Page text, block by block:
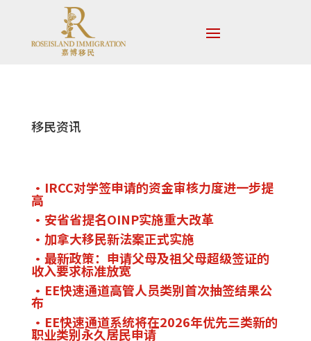
移民资讯
IRCC对学签申请的资金审核力度进一步提
高
安省省提名OINP实施重大改革
加拿大移民新法案正式实施
最新政策：申请父母及祖父母超级签证的
收入要求标准放宽
EE快速通道高管人员类别首次抽签结果公
布
EE快速通道系统将在2026年优先三类新的
职业类别永久居民申请